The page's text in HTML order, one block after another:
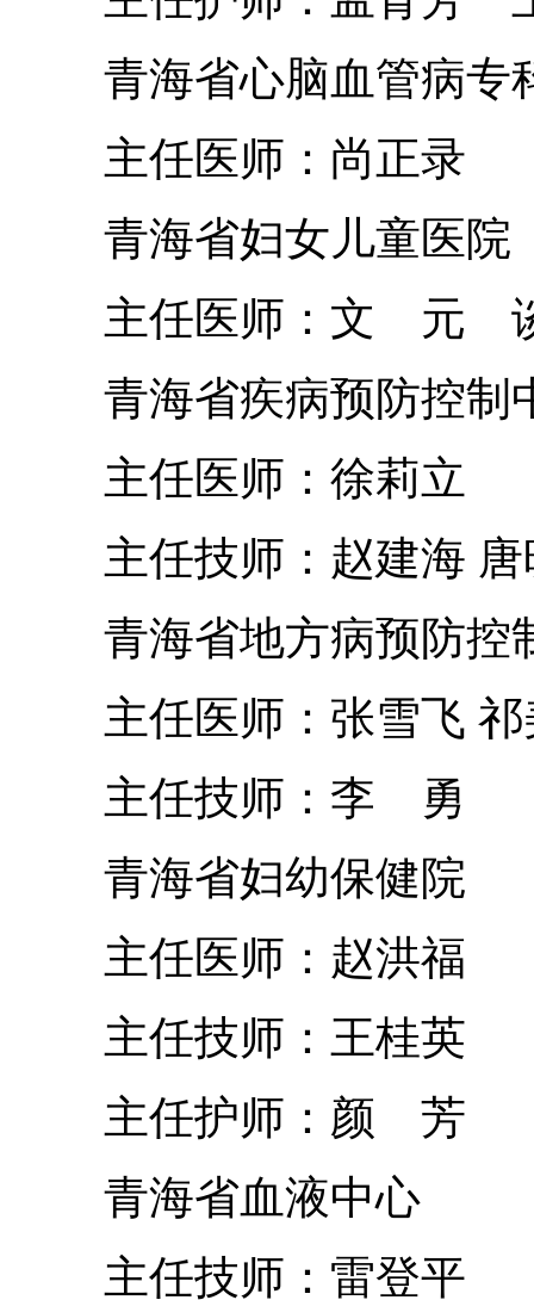
青海省心脑血管病专
主任医师：尚正录
青海省妇女儿童医院
主任医师：文 元
青海省疾病预防控制
主任医师：徐莉立
主任技师：赵建海
青海省地方病预防控
主任医师：张雪飞 祁
主任技师：李 勇
青海省妇幼保健院
主任医师：赵洪福
主任技师：王桂英
主任护师：颜 芳
青海省血液中心
主任技师：雷登平